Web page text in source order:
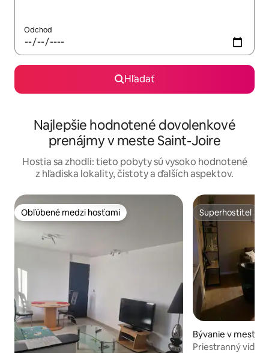
Odchod
Hľadať
Najlepšie hodnotené dovolenkové
prenájmy v meste Saint-Joire
Hostia sa zhodli: tieto pobyty sú vysoko hodnotené
z hľadiska lokality, čistoty a ďalších aspektov.
Obľúbené medzi hosťami
Obľúbené medzi hosťami Superhostiteľ
Superhostiteľ
Bývanie v meste
Priestranný